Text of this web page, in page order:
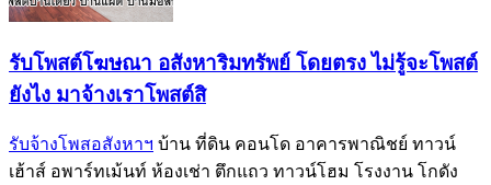
รับโพสต์โฆษณา อสังหาริมทรัพย์ โดยตรง ไม่รู้จะโพสต์
ยังไง มาจ้างเราโพสต์สิ
รับจ้างโพสอสังหาฯ บ้าน ที่ดิน คอนโด อาคารพาณิชย์ ทาวน์
เฮ้าส์ อพาร์ทเม้นท์ ห้องเช่า ตึกแถว ทาวน์โฮม โรงงาน โกดัง